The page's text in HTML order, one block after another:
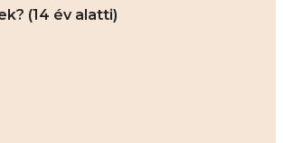
(14 év alatti)